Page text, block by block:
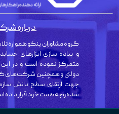
گروه مشاوران پنکو همواره
و پیاده سازی ابزارهای
متمرکز نموده است و در
دولتی و همچنین شرکت‌های
جهت ارتقای سطح دانش
شده وجه همت خود قرار داده
درباره